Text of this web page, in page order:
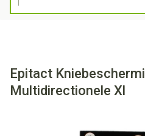
Product, merk, categorie...
Epitact
Multidirectionele Xl